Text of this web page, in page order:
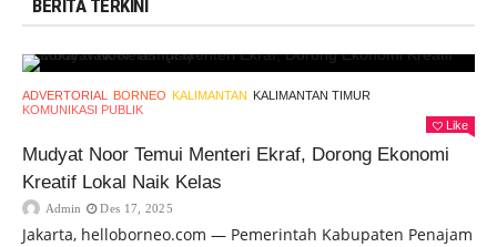
BERITA TERKINI
ADVERTORIAL BORNEO KALIMANTAN
KALIMANTAN TIMUR
KOMUNIKASI PUBLIK
Like
Mudyat Noor Temui Menteri Ekraf, Dorong Ekonomi
Kreatif Lokal Naik Kelas
Admin Des 17, 2025
Jakarta, helloborneo.com — Pemerintah Kabupaten Penajam